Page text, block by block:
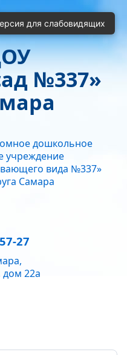
№337»
дошкольное
учреждение
вида №337»
Самара
27
дом 22а
для слабовидящих
Отключить Flash
Большой
Двойной